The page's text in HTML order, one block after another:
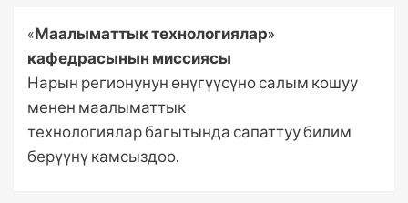
«Маалыматтык технологиялар»
кафедрасынын миссиясы
Нарын регионунун өнүгүүсүно салым кошуу
менен маалыматтык
технологиялар багытында сапаттуу билим
берүүнү камсыздоо.